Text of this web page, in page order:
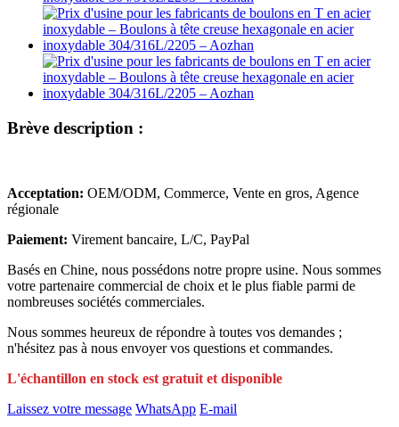
Brève description :
Acceptation: OEM/ODM, Commerce, Vente en gros, Agence
régionale
Paiement: Virement bancaire, L/C, PayPal
Basés en Chine, nous possédons notre propre usine. Nous sommes
votre partenaire commercial de choix et le plus fiable parmi de
nombreuses sociétés commerciales.
Nous sommes heureux de répondre à toutes vos demandes ;
n'hésitez pas à nous envoyer vos questions et commandes.
L'échantillon en stock est gratuit et disponible
Laissez votre message WhatsApp E-mail